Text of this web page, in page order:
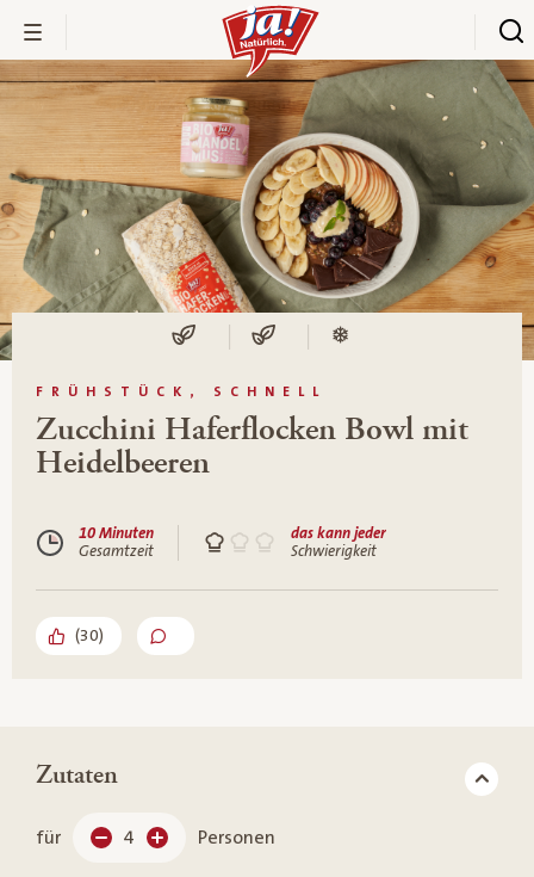
FRÜHSTÜCK, SCHNELL
Zucchini Haferflocken Bowl mit
Heidelbeeren
10 Minuten
Gesamtzeit
das kann jeder
Schwierigkeit
(30)
Zutaten
für 4 Personen